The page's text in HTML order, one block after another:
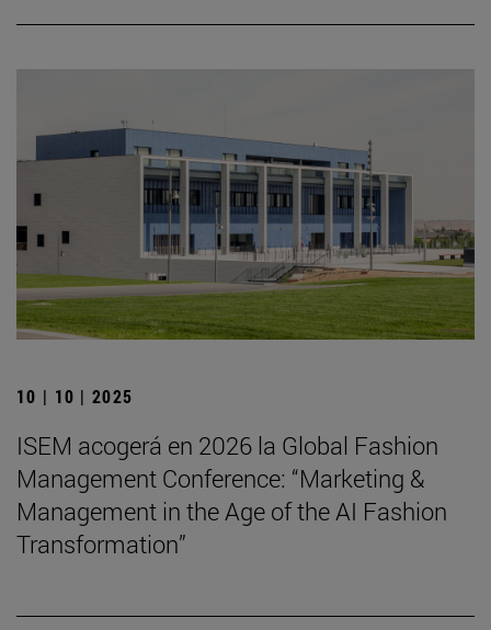
10 | 10 | 2025
ISEM acogerá en 2026 la Global Fashion
Management Conference: “Marketing &
Management in the Age of the AI Fashion
Transformation”